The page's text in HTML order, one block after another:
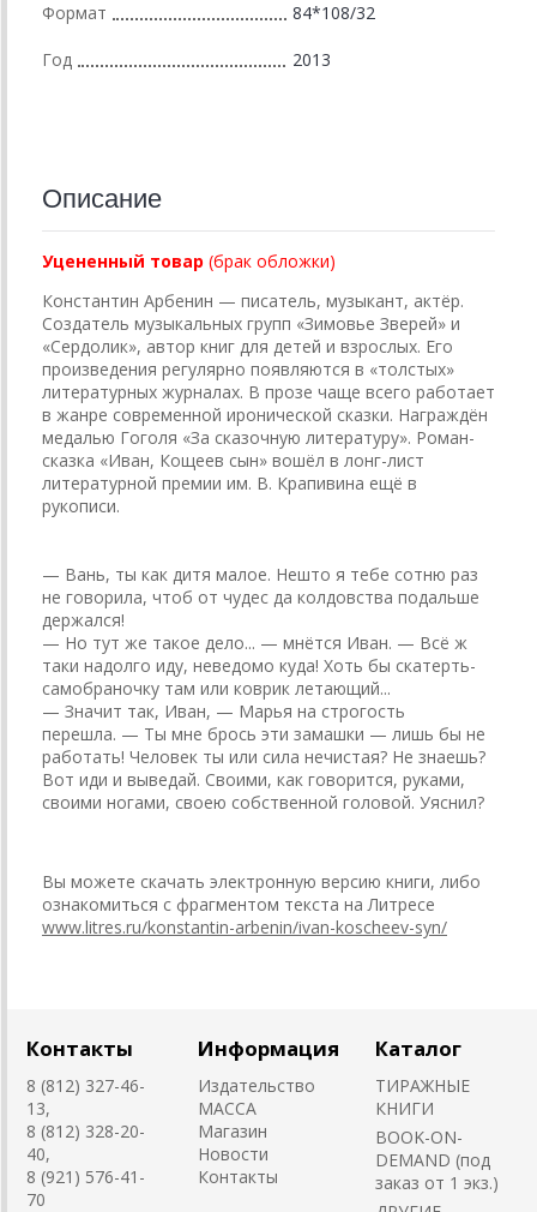
Формат 84*108/32
Год 2013
Описание
Уцененный товар (брак обложки)
Константин Арбенин — писатель, музыкант, актёр.
Создатель музыкальных групп «Зимовье Зверей» и
«Сердолик», автор книг для детей и взрослых. Его
произведения регулярно появляются в «толс­тых»
литературных журналах. В прозе чаще всего работает
в жанре современной иронической сказки. Награждён
медалью Гоголя «За сказочную литературу». Роман-
сказка «Иван, Кощеев сын» вошёл в лонг-лист
литературной премии им. В. Крапивина ещё в
рукописи.
— Вань, ты как дитя малое. Нешто я тебе сотню раз
не говорила, чтоб от чудес да колдовства подальше
держался!
— Но тут же такое дело... — мнётся Иван. — Всё ж
таки надолго иду, неведомо куда! Хоть бы скатерть-
самобраночку там или коврик летающий...
— Значит так, Иван, — Марья на строгость
перешла. — Ты мне брось эти замашки — лишь бы не
работать! Человек ты или сила нечистая? Не знаешь?
Вот иди и выведай. Своими, как говорится, руками,
своими ногами, своею собственной головой. Уяснил?
Вы можете скачать электронную версию книги, либо
ознакомиться с фрагментом текста на Литресе
www.litres.ru/konstantin-arbenin/ivan-koscheev-syn/
Контакты
8 (812) 327-46-
13,
8 (812) 328-20-
40,
8 (921) 576-41-
70
Информация
Издательство
MACCA
Магазин
Новости
Контакты
Каталог
ТИРАЖНЫЕ
КНИГИ
BOOK-ON-
DEMAND (под
заказ от 1 экз.)